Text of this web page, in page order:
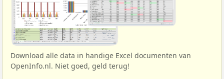
Download alle data in handige Excel documenten van
OpenInfo.nl. Niet goed, geld terug!